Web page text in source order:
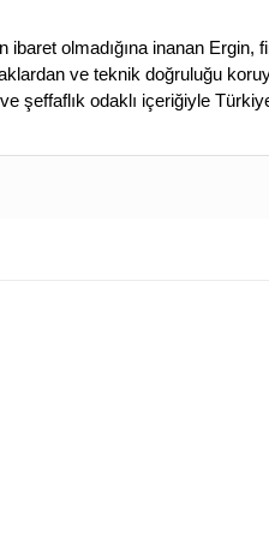
ibaret olmadığına inanan Ergin,
ve teknik doğruluğu
şeffaflık odaklı içeriğiyle